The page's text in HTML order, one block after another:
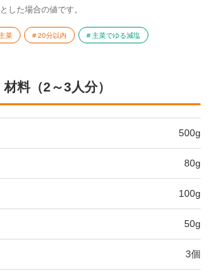
した場合の値です。
菜 20分以内 主菜でゆる減塩
材料（2～3人分）
500g
80g
100g
50g
3個